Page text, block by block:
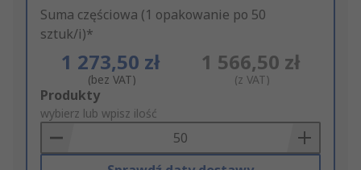
Suma częściowa (1 opakowanie po 50
sztuk/i)*
1 273,50 zł
(bez VAT)
1 566,50 zł
(z VAT)
Add
to
Basket
Produkty
wybierz lub wpisz ilość